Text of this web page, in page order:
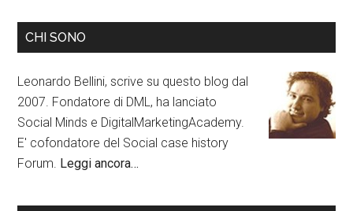
CHI SONO
Leonardo Bellini, scrive su questo blog dal
2007. Fondatore di DML, ha lanciato
Social Minds e DigitalMarketingAcademy.
E' cofondatore del Social case history
Forum. Leggi ancora…